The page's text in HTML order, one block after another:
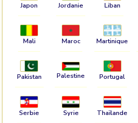
Japon Jordanie Liban
Mali Maroc Martinique
Pakistan Palestine Portugal
Serbie Syrie Thaïlande